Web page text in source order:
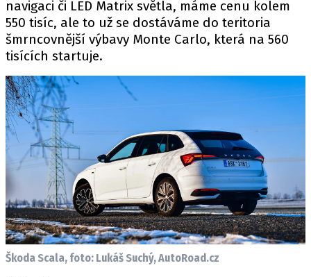
navigaci či LED Matrix světla, máme cenu kolem
550 tisíc, ale to už se dostáváme do teritoria
šmrncovnější výbavy Monte Carlo, která na 560
tisících startuje.
Škoda Scala, foto: Lukáš Suchý, AutoRoad.cz